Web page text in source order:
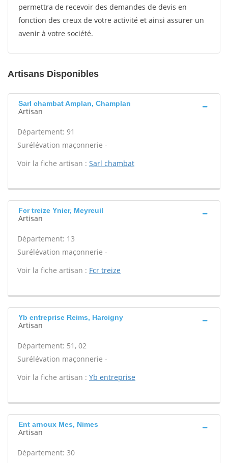
permettra de recevoir des demandes de devis en
fonction des creux de votre activité et ainsi assurer un
avenir à votre société.
Artisans Disponibles
Sarl chambat Amplan, Champlan
Artisan
Département: 91
Surélévation maçonnerie -
Voir la fiche artisan : Sarl chambat
Fcr treize Ynier, Meyreuil
Artisan
Département: 13
Surélévation maçonnerie -
Voir la fiche artisan : Fcr treize
Yb entreprise Reims, Harcigny
Artisan
Département: 51, 02
Surélévation maçonnerie -
Voir la fiche artisan : Yb entreprise
Ent arnoux Mes, Nimes
Artisan
Département: 30